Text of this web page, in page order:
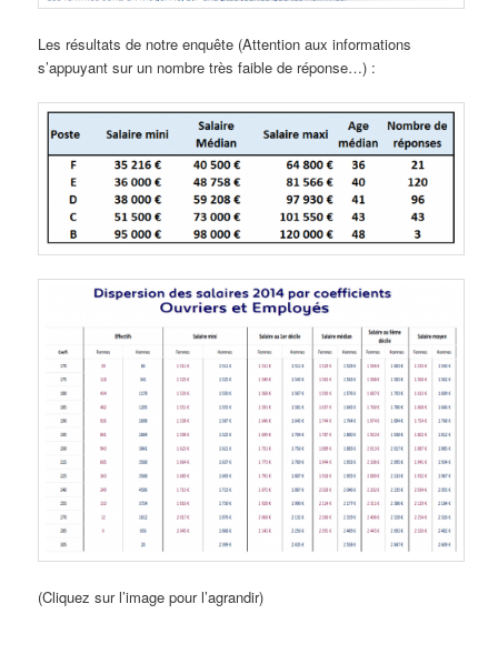
Les résultats de notre enquête (Attention aux informations
s’appuyant sur un nombre très faible de réponse…) :
(Cliquez sur l’image pour l’agrandir)